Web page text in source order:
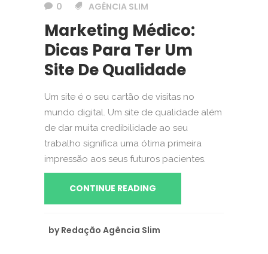
0 AGÊNCIA SLIM
Marketing Médico:
Dicas Para Ter Um
Site De Qualidade
Um site é o seu cartão de visitas no
mundo digital. Um site de qualidade além
de dar muita credibilidade ao seu
trabalho significa uma ótima primeira
impressão aos seus futuros pacientes.
CONTINUE READING
by Redação Agência Slim